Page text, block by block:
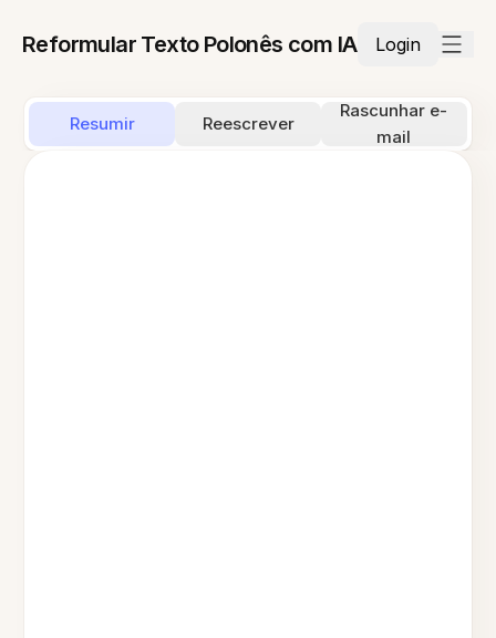
Reformular Texto Polonês com IA Login
Resumir Reescrever
Rascunhar e-
mail